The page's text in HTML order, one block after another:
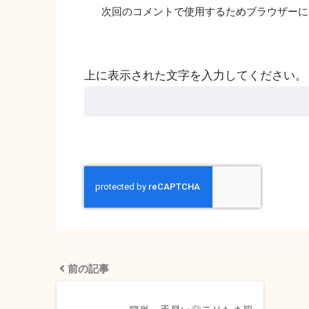
次回のコメントで使用するためブラウザー
上に表示された文字を入力してください。
前の記事